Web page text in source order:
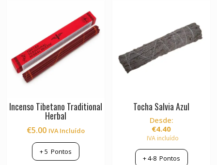
Incenso Tibetano Traditional
Herbal
€5.00 IVA Incluído
+5 Pontos
Tocha Salvia Azul
Desde:
€4.40
IVA incluído
+4-8Pontos